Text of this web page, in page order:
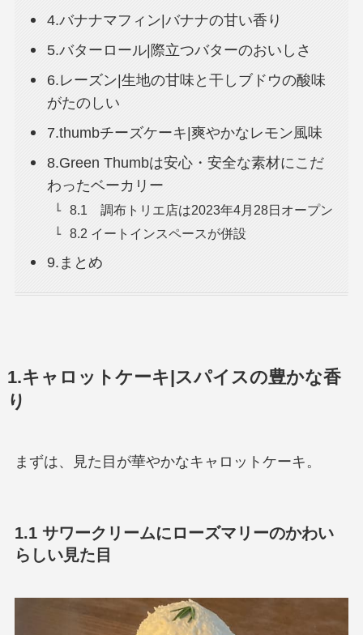
4.バナナマフィン|バナナの甘い香り
5.バターロール|際立つバターのおいしさ
6.レーズン|生地の甘味と干しブドウの酸味
がたのしい
7.thumbチーズケーキ|爽やかなレモン風味
8.Green Thumbは安心・安全な素材にこだ
わったベーカリー
8.1 調布トリエ店は2023年4月28日オープン
8.2 イートインスペースが併設
9.まとめ
1.キャロットケーキ|スパイスの豊かな香
り
まずは、見た目が華やかなキャロットケーキ。
1.1 サワークリームにローズマリーのかわい
らしい見た目